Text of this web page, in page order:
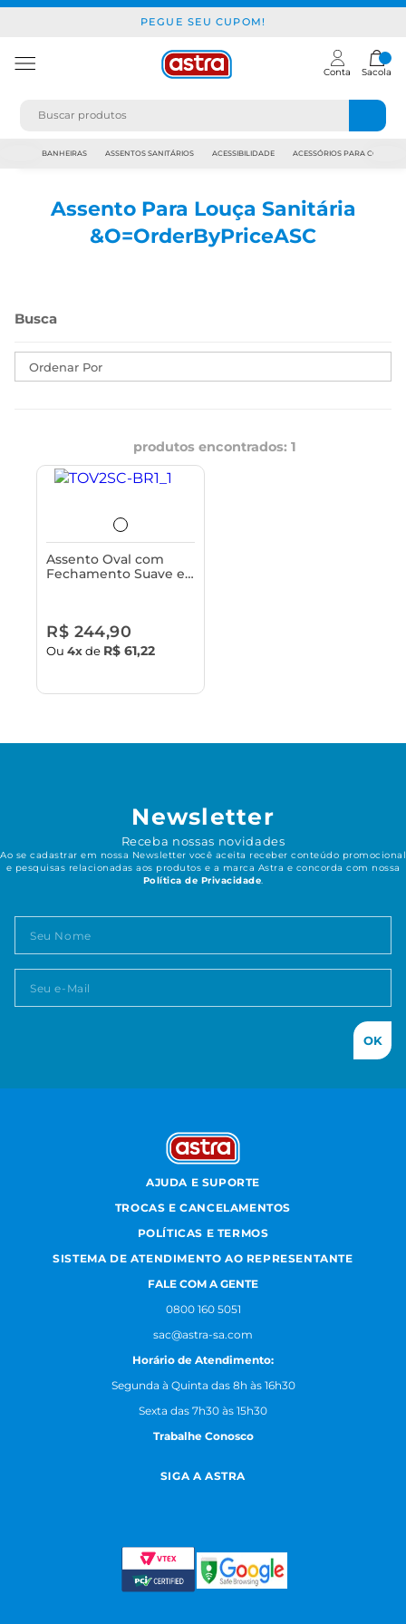
PEGUE SEU CUPOM!
Conta Sacola
BANHEIRAS ASSENTOS SANITÁRIOS ACESSIBILIDADE ACESSÓRIOS PARA
Assento Para Louça Sanitária
&O=OrderByPriceASC
Ordenar Por
produtos encontrados: 1
Assento Oval com
Fechamento Suave e
R$ 244,90
Ou4xde R$ 61,22
Newsletter
Receba nossas novidades
Ao se cadastrar em nossa Newsletter você aceita receber conteúdo promocional
e pesquisas relacionadas aos produtos e a marca Astra e concorda com nossa
Política de Privacidade.
OK
AJUDA E SUPORTE
TROCAS E CANCELAMENTOS
POLÍTICAS E TERMOS
SISTEMA DE ATENDIMENTO AO REPRESENTANTE
FALE COM A GENTE
0800 160 5051
sac@astra-sa.com
Horário de Atendimento:
Segunda à Quinta das 8h às 16h30
Sexta das 7h30 às 15h30
Trabalhe Conosco
SIGA A ASTRA